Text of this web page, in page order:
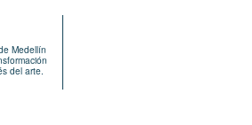
Medellín
del arte.